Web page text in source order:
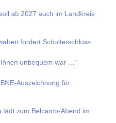
ab 2027 auch im Land­kreis
fordert Schulterschluss
Ihnen unbequem war …“
Auszeichnung für
lädt zum Belcanto-Abend im